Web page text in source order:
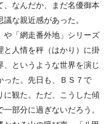
、なんだか、まだ名優御本
な親近感があった。
「網走番外地」シリーズ
と人情を秤（はかり）に掛
、というような世界を演じ
った。先日も、ＢＳ７で
に観た。ただ、こうした傾
部分に過ぎないだろう。